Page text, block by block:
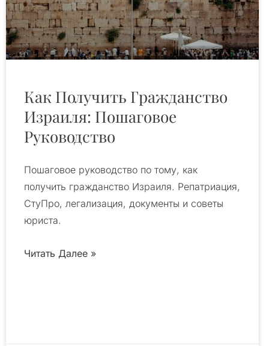
Как Получить Гражданство
Израиля: Пошаговое
Руководство
Пошаговое руководство по тому, как
получить гражданство Израиля. Репатриация,
СтуПро, легализация, документы и советы
юриста.
Читать Далее »